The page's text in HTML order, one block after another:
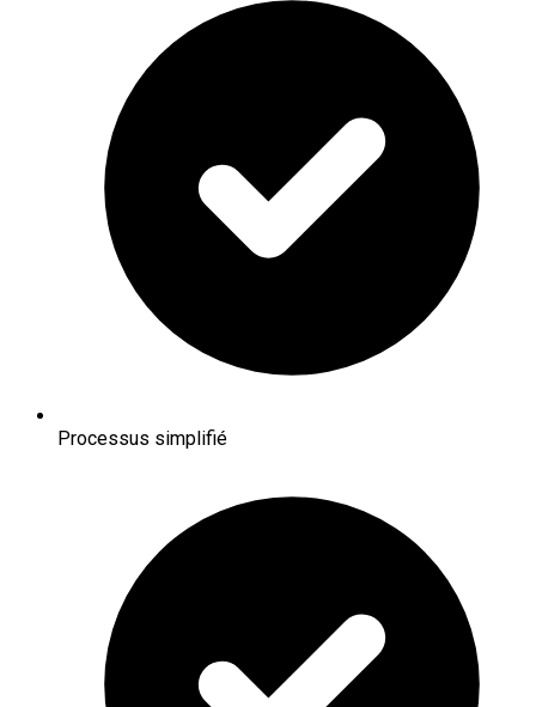
Processus simplifié